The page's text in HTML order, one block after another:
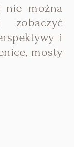
można
zobaczyć
i
mosty